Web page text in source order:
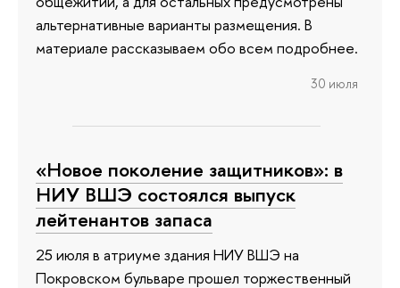
альтернативные варианты размещения. В
материале рассказываем обо всем подробнее.
30 июля
«Новое поколение защитников»: в
НИУ ВШЭ состоялся выпуск
лейтенантов запаса
25 июля в атриуме здания НИУ ВШЭ на
Покровском бульваре прошел торжественный